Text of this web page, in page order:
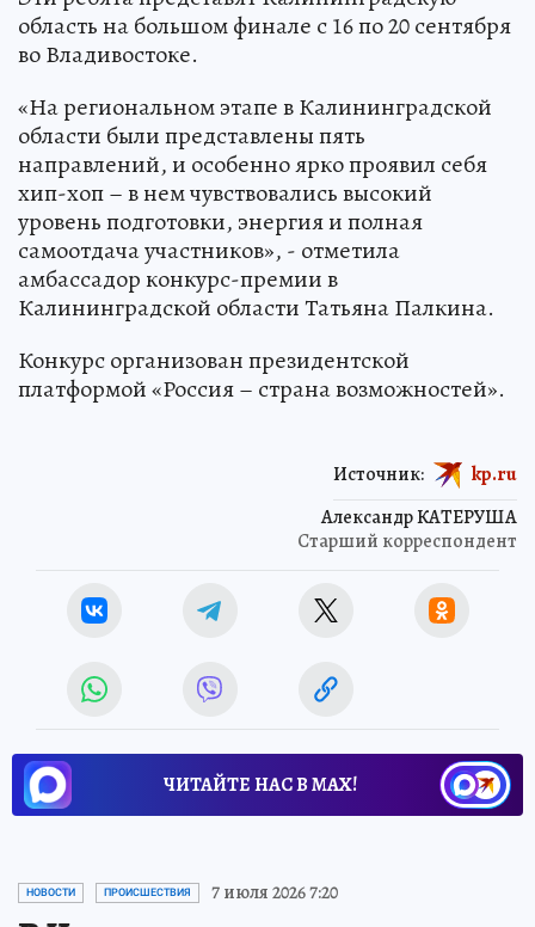
область на большом финале с 16 по 20 сентября
во Владивостоке.
«На региональном этапе в Калининградской
области были представлены пять
направлений, и особенно ярко проявил себя
хип-хоп – в нем чувствовались высокий
уровень подготовки, энергия и полная
самоотдача участников», - отметила
амбассадор конкурс-премии в
Калининградской области Татьяна Палкина.
Конкурс организован президентской
платформой «Россия – страна возможностей».
Александр КАТЕРУША
Старший корреспондент
Источник: kp.ru
ЧИТАЙТЕ НАС В МАХ!
НОВОСТИ ПРОИСШЕСТВИЯ 7 июля 2026 7:20